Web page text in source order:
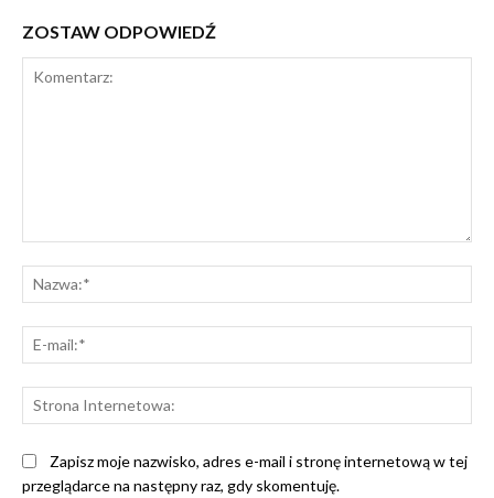
ZOSTAW ODPOWIEDŹ
Zapisz moje nazwisko, adres e-mail i stronę internetową w tej
przeglądarce na następny raz, gdy skomentuję.